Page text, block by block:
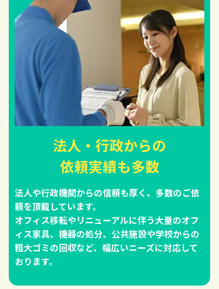
法人・行政からの
依頼実績も多数
法人や行政機関からの信頼も厚く、多数のご依
頼を頂戴しています。
オフィス移転やリニューアルに伴う大量のオフ
ィス家具、機器の処分、公共施設や学校からの
粗大ゴミの回収など、幅広いニーズに対応して
おります。